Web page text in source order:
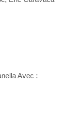
Avec :